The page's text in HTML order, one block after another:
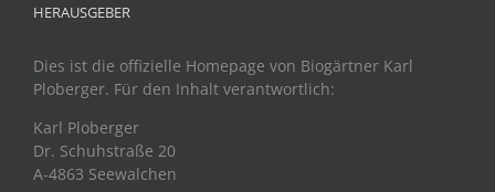
HERAUSGEBER
Dies ist die offizielle Homepage von Biogärtner Karl
Ploberger. Für den Inhalt verantwortlich:
Karl Ploberger
Dr. Schuhstraße 20
A-4863 Seewalchen